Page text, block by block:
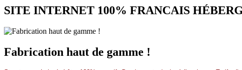
SITE INTERNET 100% FRANCAIS
Fabrication haut de gamme !